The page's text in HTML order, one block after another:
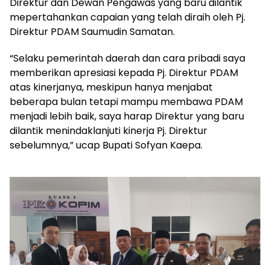
mepertahankan capaian yang telah diraih oleh Pj.
Direktur PDAM Saumudin Samatan.
“Selaku pemerintah daerah dan cara pribadi saya
memberikan apresiasi kepada Pj. Direktur PDAM
atas kinerjanya, meskipun hanya menjabat
beberapa bulan tetapi mampu membawa PDAM
menjadi lebih baik, saya harap Direktur yang baru
dilantik menindaklanjuti kinerja Pj. Direktur
sebelumnya,” ucap Bupati Sofyan Kaepa.